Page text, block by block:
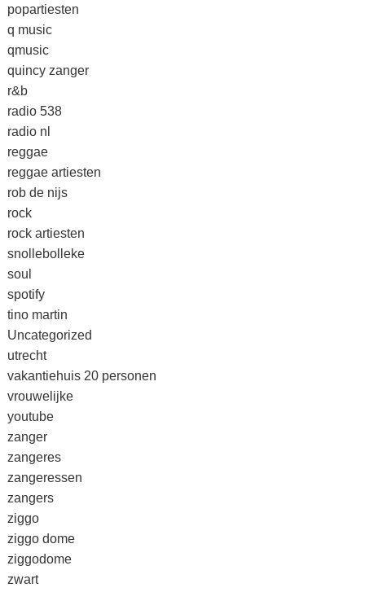
popartiesten
q music
qmusic
quincy zanger
r&b
radio 538
radio nl
reggae
reggae artiesten
rob de nijs
rock
rock artiesten
snollebolleke
soul
spotify
tino martin
Uncategorized
utrecht
vakantiehuis 20 personen
vrouwelijke
youtube
zanger
zangeres
zangeressen
zangers
ziggo
ziggo dome
ziggodome
zwart